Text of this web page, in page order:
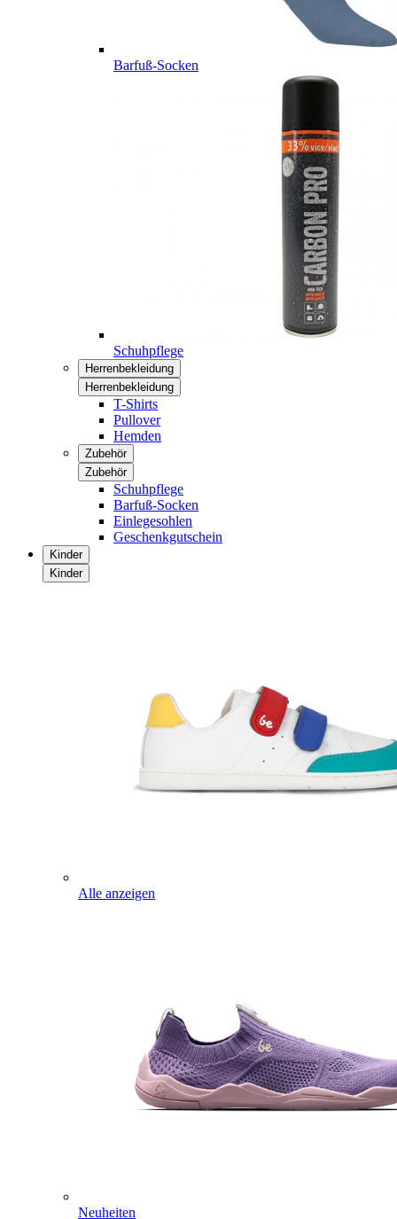
Barfuß-Socken
Schuhpflege
Herrenbekleidung
Herrenbekleidung
T-Shirts
Pullover
Hemden
Zubehör
Zubehör
Schuhpflege
Barfuß-Socken
Einlegesohlen
Geschenkgutschein
Kinder
Kinder
Alle anzeigen
Neuheiten